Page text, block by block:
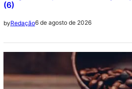
(6)
byRedação6 de agosto de 2026